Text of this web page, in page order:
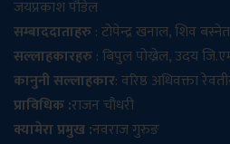
जयप्रकाश पौडेल
सम्बाददाताहरु: टोपेन्द्र खनाल, शिव बस्नेत
सल्लाहकारहरु: बिपुल पोख्रेल, उदय
कानुनी सल्लाहकार: वरिष्ठ अधिवक्ता
प्राविधिक :राजन चौधरी
क्यामेरा प्रमुख :नवराज गुरुङ